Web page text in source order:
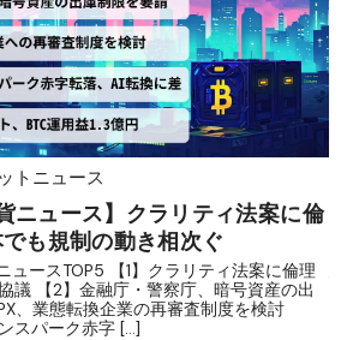
トニュース
ニュース】クラリティ法案に倫
も規制の動き相次ぐ
ュースTOP5 【1】クラリティ法案に倫理
議 【2】金融庁・警察庁、暗号資産の出
、業態転換企業の再審査制度を検討
スパーク赤字 […]